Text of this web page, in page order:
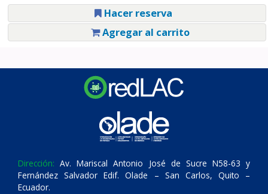
Hacer reserva
Agregar al carrito
Dirección: Av. Mariscal Antonio José de Sucre N58-63 y
Fernández Salvador Edif. Olade – San Carlos, Quito –
Ecuador.